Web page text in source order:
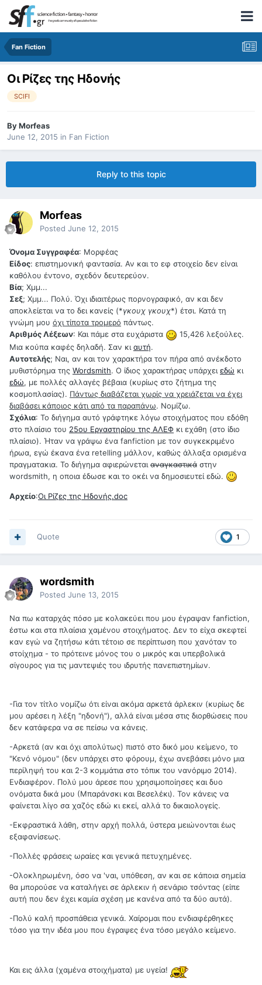
Fan Fiction
Οι Ρίζες της Ηδονής
SCIFI
ByMorfeas
June 12, 2015 in Fan Fiction
Reply to this topic
Morfeas
Posted June 12, 2015
Όνομα Συγγραφέα: Μορφέας
Είδος: επιστημονική φαντασία. Αν και το εφ στοιχείο δεν είναι
καθόλου έντονο, σχεδόν δευτερεύον.
Βία; Χμμ...
Σεξ; Χμμ... Πολύ. Όχι ιδιαιτέρως πορνογραφικό, αν και δεν
αποκλείεται να το δει κανείς (*γκουχ γκουχ*) έτσι. Κατά τη
γνώμη μου όχι τίποτα τρομερό πάντως.
Αριθμός Λέξεων: Και πάμε στα ευχάριστα
15,426 λεξούλες.
Μια κούπα καφές δηλαδή. Σαν κι αυτή.
Αυτοτελής; Ναι, αν και τον χαρακτήρα τον πήρα από ανέκδοτο
μυθιστόρημα της Wordsmith. Ο ίδιος χαρακτήρας υπάρχει εδώ κι
εδώ, με πολλές αλλαγές βέβαια (κυρίως στο ζήτημα της
κοσμοπλασίας). Πάντως διαβάζεται χωρίς να χρειάζεται να έχει
διαβάσει κάποιος κάτι από τα παραπάνω. Νομίζω.
Σχόλια: Το διήγημα αυτό γράφτηκε λόγω στοιχήματος που εδόθη
στο πλαίσιο του 25ου Εργαστηρίου της ΑΛΕΦ κι εχάθη (στο ίδιο
πλαίσιο). Ήταν να γράψω ένα fanfiction με τον συγκεκριμένο
ήρωα, εγώ έκανα ένα retelling μάλλον, καθώς άλλαξα ορισμένα
πραγματακια. Το διήγημα αφιερώνεται αναγκαστικά στην
wordsmith, η οποια έδωσε και το οκέι να δημοσιευτεί εδώ.
Αρχείο:Οι Ρίζες της Ηδονής.doc
1
Quote
wordsmith
Posted June 13, 2015
Να πω καταρχάς πόσο με κολακεύει που μου έγραψαν fanfiction,
έστω και στα πλαίσια χαμένου στοιχήματος. Δεν το είχα σκεφτεί
καν εγώ να ζητήσω κάτι τέτοιο σε περίπτωση που χανόταν το
στοίχημα - το πρότεινε μόνος του ο μικρός και υπερβολικά
σίγουρος για τις μαντεψιές του ιδρυτής πανεπιστημίων.
-Για τον τίτλο νομίζω ότι είναι ακόμα αρκετά άρλεκιν (κυρίως δε
μου αρέσει η λέξη "ηδονή"), αλλά είναι μέσα στις διορθώσεις που
δεν κατάφερα να σε πείσω να κάνεις.
-Αρκετά (αν και όχι απολύτως) πιστό στο δικό μου κείμενο, το
"Κενό νόμου" (δεν υπάρχει στο φόρουμ, έχω ανεβάσει μόνο μια
περίληψή του και 2-3 κομμάτια στο τόπικ του νανόριμο 2014).
Ενδιαφέρον. Πολύ μου άρεσε που χρησιμοποίησες και δυο
ονόματα δικά μου (Μπαράνσκι και Βεσελέκι). Τον κάνεις να
φαίνεται λίγο σα χαζός εδώ κι εκεί, αλλά το δικαιολογείς.
-Εκφραστικά λάθη, στην αρχή πολλά, ύστερα μειώνονται έως
εξαφανίσεως.
-Πολλές φράσεις ωραίες και γενικά πετυχημένες.
-Ολοκληρωμένη, όσο να 'ναι, υπόθεση, αν και σε κάποια σημεία
θα μπορούσε να καταλήγει σε άρλεκιν ή σενάριο τσόντας (είπε
αυτή που δεν έχει καμία σχέση με κανένα από τα δύο αυτά).
-Πολύ καλή προσπάθεια γενικά. Χαίρομαι που ενδιαφέρθηκες
τόσο για την ιδέα μου που έγραψες ένα τόσο μεγάλο κείμενο.
Και εις άλλα (χαμένα στοιχήματα) με υγεία!